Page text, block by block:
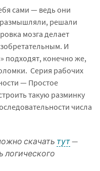
сами — ведь они
размышляли, решали
мозга делает
И
подходят, конечно же,
Серия рабочих
— Простое
такую разминку
числа
скачать тут—
логического